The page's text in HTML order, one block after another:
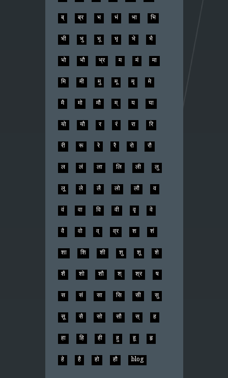
ब् ब्र भ भं भा भि
भी भु भू भृ भे भै
भो भौ भ्र म मं मा
मि मी मु मू मृ मे
मै मो मौ म् य या
यो यौ र रं रा रि
री रू रे रै रो रौ
ल लं ला लि ली लु
लू ले लै लो लौ व
वं वा वि वी वृ वे
वै वो व् व्र श शं
शा शि शी शु शू शे
शै शो शौ श् श्र ष
स सं सा सि सी सु
सू सै सो सौ स् ह
हा हि ही हु हू हृ
हे है हो हौ blog